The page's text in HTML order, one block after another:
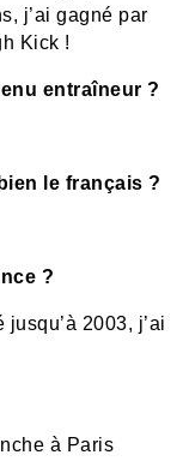
j’ai gagné par
Kick !
entraîneur ?
le français ?
?
2003, j’ai
à Paris